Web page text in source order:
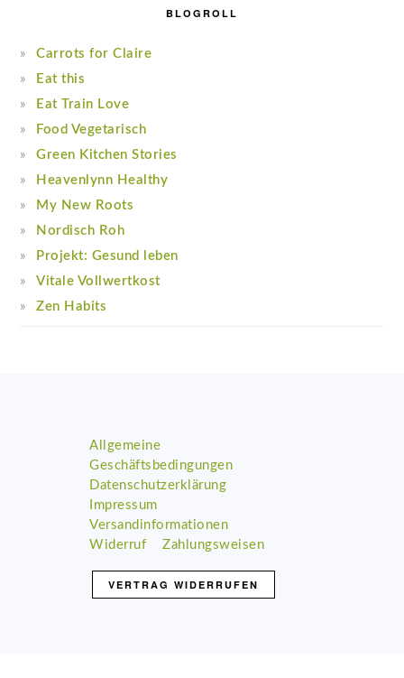
BLOGROLL
Carrots for Claire
Eat this
Eat Train Love
Food Vegetarisch
Green Kitchen Stories
Heavenlynn Healthy
My New Roots
Nordisch Roh
Projekt: Gesund leben
Vitale Vollwertkost
Zen Habits
Allgemeine
Geschäftsbedingungen
Datenschutzerklärung
Impressum
Versandinformationen
Widerruf
Zahlungsweisen
VERTRAG WIDERRUFEN